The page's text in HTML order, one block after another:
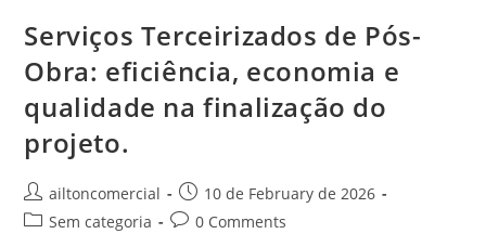
Serviços Terceirizados de Pós-
Obra: eficiência, economia e
qualidade na finalização do
projeto.
ailtoncomercial
10 de February de 2026
Sem categoria
0 Comments